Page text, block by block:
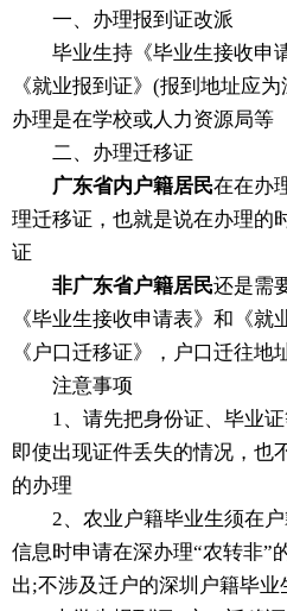
一、办理报到证改派
毕业生持《毕业生接收申
《就业报到证》(报到地址应
办理是在学校或人力资源局等
二、办理迁移证
广东省内户籍居民在在办
理迁移证，也就是说在办理的
证
非广东省户籍居民还是需
《毕业生接收申请表》和《就
《户口迁移证》，户口迁往地
注意事项
1、请先把身份证、毕业证
即使出现证件丢失的情况，也
的办理
2、农业户籍毕业生须在户
信息时申请在深办理“农转非”
出;不涉及迁户的深圳户籍毕